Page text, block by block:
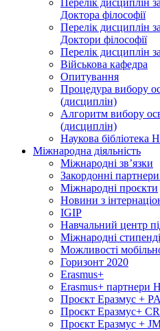
Перелік дисциплін
Доктора філософії
Перелік дисциплін
Доктори філософії
Перелік дисциплін
Військова кафедра
Опитування
Процедура вибору
(дисциплін)
Алгоритм вибору
(дисциплін)
Наукова
Міжнародна діяльність
Міжнародні зв’язки
Закордонні
Міжнародні проєкти
Новини з
IGIP
Навчальний центр
Міжнародні
Можливості
Горизонт 2020
Erasmus+
Erasmus+
Проєкт Еразмус +
Проєкт Еразмус+
Проєкт Еразмус +